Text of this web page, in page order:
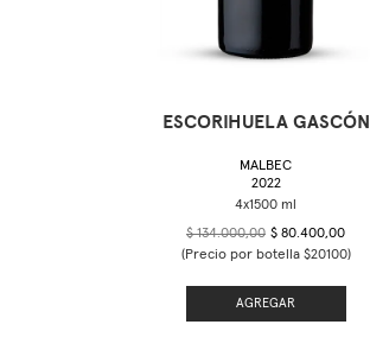
ESCORIHUELA GASCÓN
MALBEC
2022
$ 134.000,00 $ 80.400,00
(Precio por botella $20100)
AGREGAR